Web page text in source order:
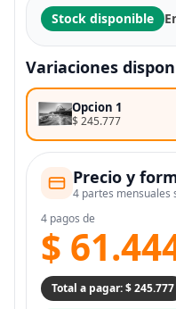
Stock disponible
Variaciones
Opcion 1
$ 245.777
Precio y
4 partes mensuales
4 pagos de
$
Total a pagar: $ 245.777